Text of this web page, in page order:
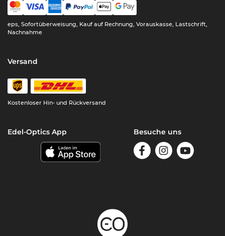
eps, Sofortüberweisung, Kauf auf Rechnung, Vorauskasse, Lastschrift,
Nachnahme
Versand
Kostenloser Hin- und Rückversand
Edel-Optics App Besuche uns